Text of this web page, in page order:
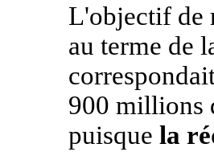
L'objectif de
au terme de
900 millions
puisque la